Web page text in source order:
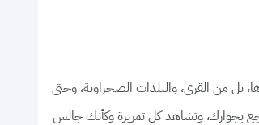
وحدها، بل من القرى، والبلدات الصحراوية، وحتى
بجوارك، وتشاهد كل تمريرة وكأنك جالس